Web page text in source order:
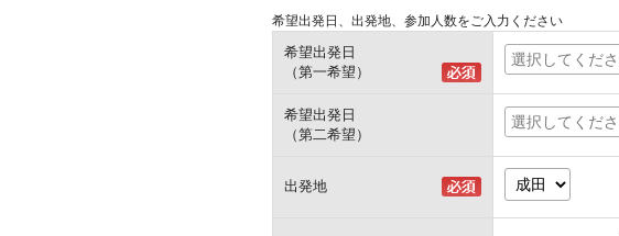
希望出発日、出発地、参加人数をご入力ください
希望出発日
（第一希望）
希望出発日
（第二希望）
出発地